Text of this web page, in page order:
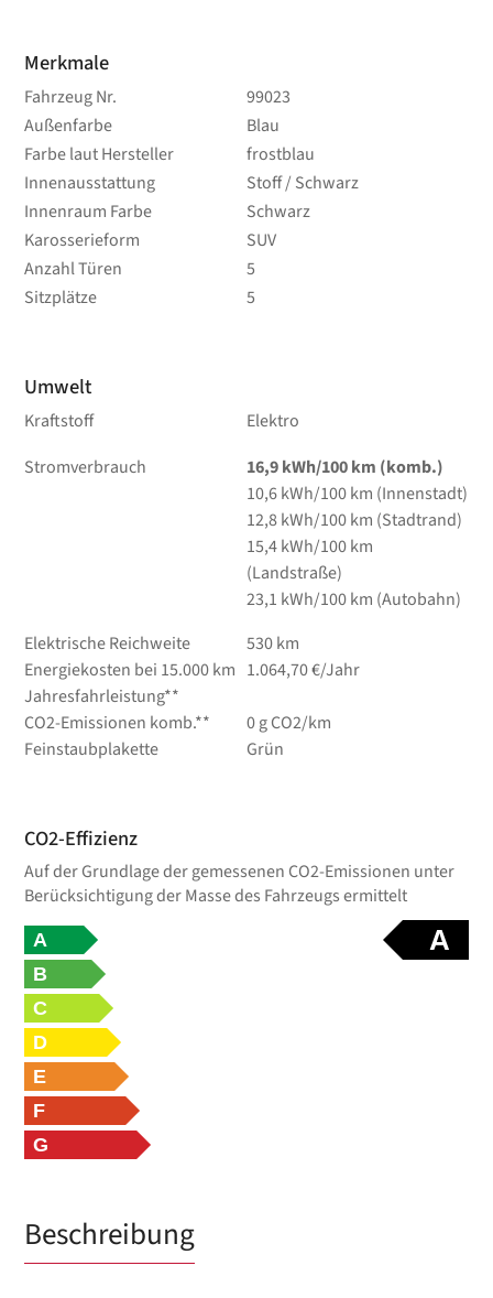
Merkmale
Fahrzeug Nr.
99023
Außenfarbe
Blau
Farbe laut Hersteller
frostblau
Innenausstattung
Stoff / Schwarz
Innenraum Farbe
Schwarz
Karosserieform
SUV
Anzahl Türen
5
Sitzplätze
5
Umwelt
Kraftstoff
Elektro
Stromverbrauch
16,9 kWh/100 km (komb.)
10,6 kWh/100 km (Innenstadt)
12,8 kWh/100 km (Stadtrand)
15,4 kWh/100 km
(Landstraße)
23,1 kWh/100 km (Autobahn)
Elektrische Reichweite
530 km
Energiekosten bei 15.000 km
Jahresfahrleistung**
1.064,70 €/Jahr
CO2-Emissionen komb.**
0 g CO2/km
Feinstaubplakette
Grün
CO2-Effizienz
Auf der Grundlage der gemessenen CO2-Emissionen unter
Berücksichtigung der Masse des Fahrzeugs ermittelt
A
A
B
C
D
E
F
G
Beschreibung